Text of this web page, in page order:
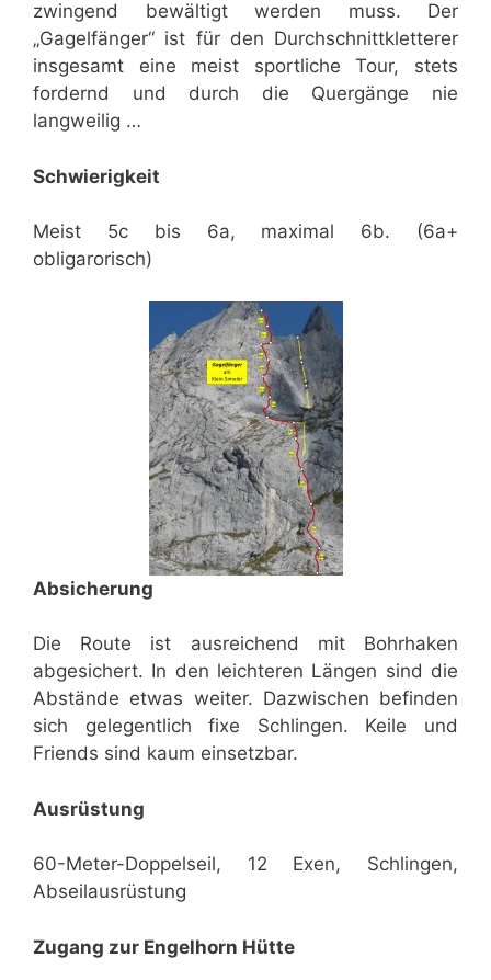
zwingend bewältigt werden muss. Der
„Gagelfänger“ ist für den Durchschnittkletterer
insgesamt eine meist sportliche Tour, stets
fordernd und durch die Quergänge nie
langweilig …
Schwierigkeit
Meist 5c bis 6a, maximal 6b. (6a+
obligarorisch)
Absicherung
Die Route ist ausreichend mit Bohrhaken
abgesichert. In den leichteren Längen sind die
Abstände etwas weiter. Dazwischen befinden
sich gelegentlich fixe Schlingen. Keile und
Friends sind kaum einsetzbar.
Ausrüstung
60-Meter-Doppelseil, 12 Exen, Schlingen,
Abseilausrüstung
Zugang zur Engelhorn Hütte